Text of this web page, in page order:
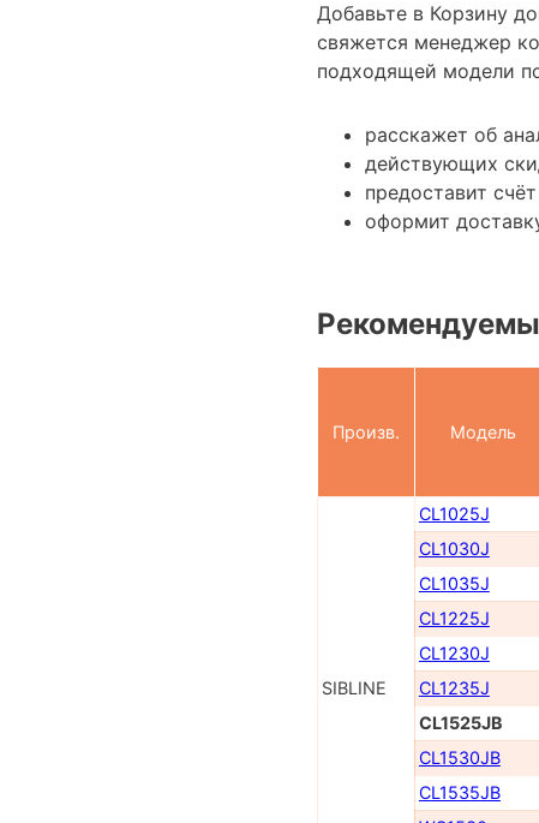
Добавьте в Корзину
свяжется менеджер
подходящей модели
расскажет об
действующих
предоставит
оформит
Произв. Модель
SIBLINE
CL1025J
CL1030J
CL1035J
CL1225J
CL1230J
CL1235J
CL1525JB
CL1530JB
CL1535JB